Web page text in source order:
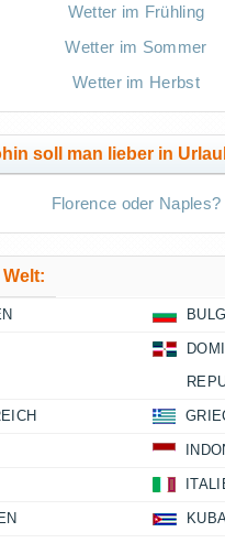
Wetter im Frühling
Wetter im Sommer
Wetter im Herbst
soll man lieber in
Florence oder Naples?